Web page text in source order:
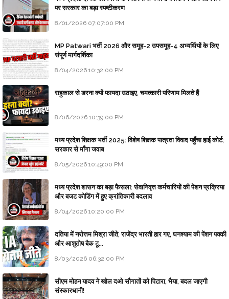
पर सरकार का बड़ा स्पष्टीकरण
8/01/2026 07:07:00 PM
MP Patwari भर्ती 2026 और समूह-2 उपसमूह-4 अभ्यर्थियों के लिए
संपूर्ण मार्गदर्शिका
8/04/2026 10:32:00 PM
राहुकाल से डरना क्यों फायदा उठाइए, चमत्कारी परिणाम मिलते हैं
8/06/2026 10:39:00 PM
मध्य प्रदेश शिक्षक भर्ती 2025: विशेष शिक्षक पात्रता विवाद पहुँचा हाई कोर्ट;
सरकार से माँगा जवाब
8/05/2026 10:49:00 PM
मध्य प्रदेश शासन का बड़ा फैसला: सेवानिवृत्त कर्मचारियों की पेंशन प्रक्रिया
और बजट कोडिंग में हुए क्रांतिकारी बदलाव
8/04/2026 10:20:00 PM
दतिया में नरोत्तम मिश्रा जीते, राजेंद्र भारती हार गए, घनश्याम की पेंशन पक्की
और आशुतोष बैक टू...
8/03/2026 06:32:00 PM
सीएम मोहन यादव ने खोल दओ सौगातों को पिटारा, भैया, बदल जाएगी
संस्कारधानी!